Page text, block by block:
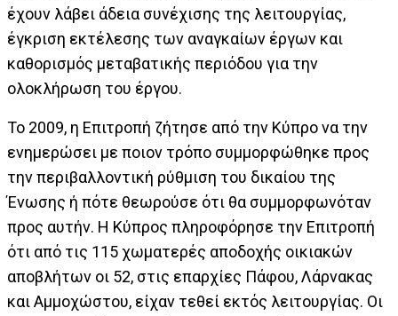
έχουν λάβει άδεια συνέχισης της λειτουργίας,
έγκριση εκτέλεσης των αναγκαίων έργων και
καθορισμός μεταβατικής περιόδου για την
ολοκλήρωση του έργου.
Το 2009, η Επιτροπή ζήτησε από την Κύπρο να την
ενημερώσει με ποιον τρόπο συμμορφώθηκε προς
την περιβαλλοντική ρύθμιση του δικαίου της
Ένωσης ή πότε θεωρούσε ότι θα συμμορφωνόταν
προς αυτήν. Η Κύπρος πληροφόρησε την Επιτροπή
ότι από τις 115 χωματερές αποδοχής οικιακών
αποβλήτων οι 52, στις επαρχίες Πάφου, Λάρνακας
και Αμμοχώστου, είχαν τεθεί εκτός λειτουργίας. Οι